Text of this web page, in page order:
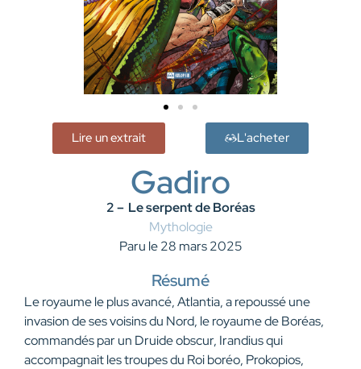
Lire un extrait L'acheter
Gadiro
2 – Le serpent de Boréas
Mythologie
Paru le 28 mars 2025
Résumé
Le royaume le plus avancé, Atlantia, a repoussé une
invasion de ses voisins du Nord, le royaume de Boréas,
commandés par un Druide obscur, Irandius qui
accompagnait les troupes du Roi boréo, Prokopios,